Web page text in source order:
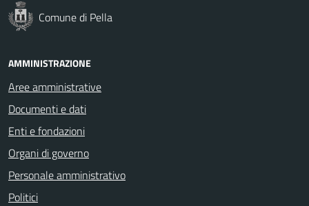
Comune di Pella
AMMINISTRAZIONE
Aree amministrative
Documenti e dati
Enti e fondazioni
Organi di governo
Personale amministrativo
Politici